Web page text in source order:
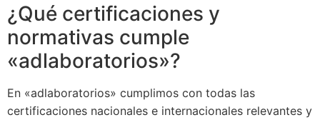
¿Qué certificaciones y
normativas cumple
«adlaboratorios»?
En «adlaboratorios» cumplimos con todas las
certificaciones nacionales e internacionales relevantes y